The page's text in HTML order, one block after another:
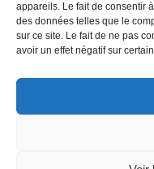
appareils. Le fait de consentir
des données telles que le
sur ce site. Le fait de ne pas
avoir un effet négatif sur